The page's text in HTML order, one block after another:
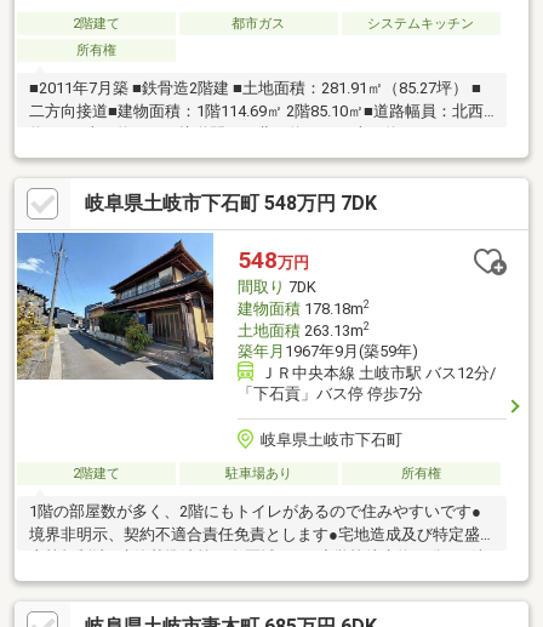
2階建て 都市ガス
システムキッチン
所有権
■2011年7月築 ■鉄骨造2階建 ■土地面積：281.91㎡（85.27坪） ■
二方向接道■建物面積：1階114.69㎡ 2階85.10㎡■道路幅員：北西
フインフォメーション～◆土岐津小学校まで約2200ｍ◆土岐津中
学校まで約2700ｍ◆スーパーセンターオークワまで約1400ｍ◆土
岐プレミアム・アウトレットまで約1000ｍ
岐阜県土岐市下石町 548万円 7DK
548万円
間取り 7DK
建物面積178.18m2
土地面積263.13m2
築年月 1967年9月(築59年)
ＪＲ中央本線 土岐市駅 バス12分/
「下石貢」バス停 停歩7分
岐阜県土岐市下石町
2階建て 駐車場あり 所有権
1階の部屋数が多く、2階にもトイレがあるので住みやすいです●
境界非明示、契約不適合責任免責とします●宅地造成及び特定盛
中学校徒歩9分●JAとうと下石支店へ徒歩約2分（約170ｍ）●ファ
ミリーマート土岐下石中央店へ徒歩約11分（約850ｍ）●ドラッグ